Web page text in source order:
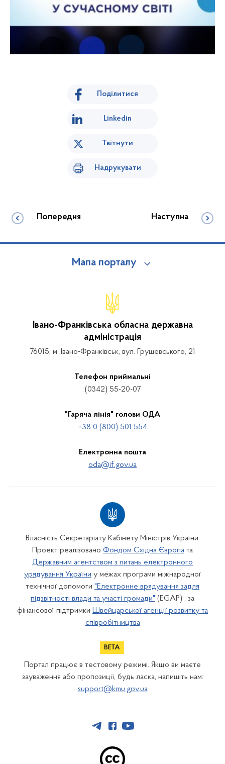
Поділитися
Linkedin
Твітнути
Надрукувати
Попередня Наступна
Мапа порталу
Івано-Франківська обласна державна
адміністрація
76015, м. Івано-Франківськ, вул. Грушевського, 21
Телефон приймальні
(0342) 55-20-07
"Гаряча лінія" голови ОДА
+38 0 (800) 501 554
Електронна пошта
oda@if.gov.ua
Власність Секретаріату Кабінету Міністрів України.
Проект реалізовано Фондом Східна Європа та
Державним агентством з питань електронного
урядування України у межах програми міжнародної
технічної допомоги "Електронне врядування задля
підзвітності влади та участі громади" (EGAP) , за
фінансової підтримки Швейцарської агенції розвитку та
співробітництва
Портал працює в тестовому режимі. Якщо ви маєте
зауваження або пропозиції, будь ласка, напишіть нам:
support@kmu.gov.ua